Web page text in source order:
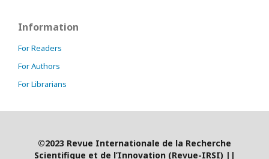
Information
For Readers
For Authors
For Librarians
©2023 Revue Internationale de la Recherche
Scientifique et de l’Innovation (Revue-IRSI) | |